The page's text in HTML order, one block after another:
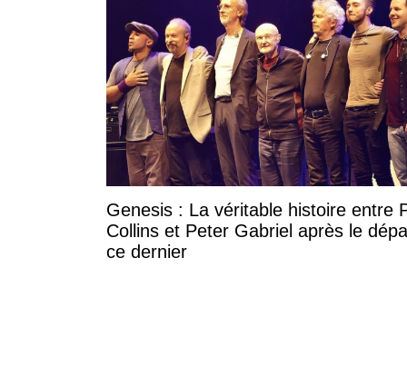
Genesis : La véritable histoire entre
Collins et Peter Gabriel après le
ce dernier